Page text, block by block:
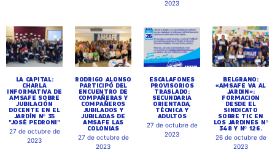
2023
LA CAPITAL:
CHARLA
INFORMATIVA DE
AMSAFE SOBRE
JUBILACIÓN
DOCENTE EN EL
JARDÍN Nº 35
"JOSÉ PEDRONI"
27 de octubre de
2023
RODRIGO ALONSO
PARTICIPÓ DEL
ENCUENTRO DE
COMPAÑERAS Y
COMPAÑEROS
JUBILADOS Y
JUBILADAS DE
AMSAFE LAS
COLONIAS
27 de octubre de
2023
ESCALAFONES
PROVISORIOS
TRASLADO:
SECUNDARIA
ORIENTADA,
TÉCNICA Y
ADULTOS
27 de octubre de
2023
BELGRANO:
«AMSAFE VA AL
JARDIN»:
FORMACION
DESDE EL
SINDICATO
SOBRE TIC EN
LOS JARDINES Nº
348 Y Nº 126.
26 de octubre de
2023